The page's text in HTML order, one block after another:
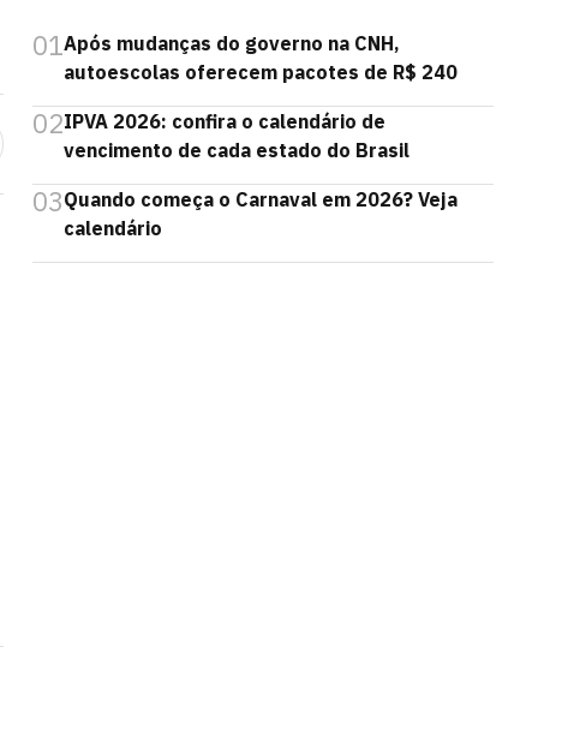
01Após mudanças do governo na CNH,
autoescolas oferecem pacotes de R$ 240
02IPVA 2026: confira o calendário de
vencimento de cada estado do Brasil
03Quando começa o Carnaval em 2026? Veja
calendário